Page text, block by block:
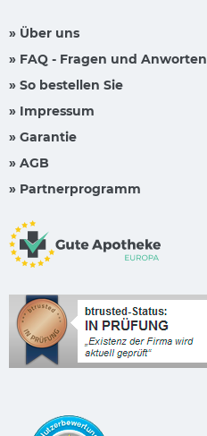
» Über uns
» FAQ - Fragen und Anworten
» So bestellen Sie
» Impressum
» Garantie
» AGB
» Partnerprogramm